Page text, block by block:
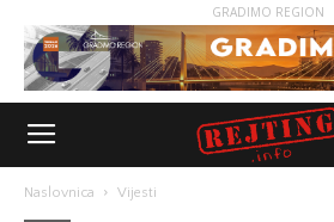
GRADIMO REGION
Naslovnica Vijesti